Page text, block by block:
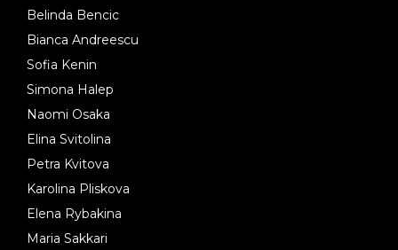
Belinda Bencic
Bianca Andreescu
Sofia Kenin
Simona Halep
Naomi Osaka
Elina Svitolina
Petra Kvitova
Karolina Pliskova
Elena Rybakina
Maria Sakkari